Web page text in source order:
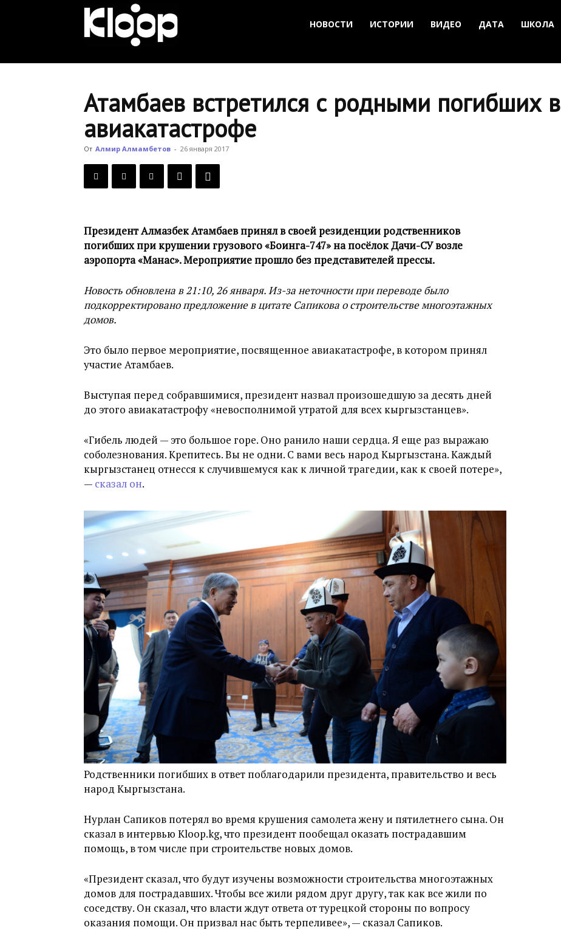
Новости
Кыргызстана
НОВОСТИ ИСТОРИИ ВИДЕО ДАТА ШКОЛА
Атамбаев встретился с родными погибших в
авиакатастрофе
От Алмир Алмамбетов - 26 января 2017
Президент Алмазбек Атамбаев принял в своей резиденции родственников
погибших при крушении грузового «Боинга-747» на посёлок Дачи-СУ возле
аэропорта «Манас». Мероприятие прошло без представителей прессы.
Новость обновлена в 21:10, 26 января. Из-за неточности при переводе было
подкорректировано предложение в цитате Сапикова о строительстве многоэтажных
домов.
Это было первое мероприятие, посвященное авиакатастрофе, в котором принял
участие Атамбаев.
Выступая перед собравшимися, президент назвал произошедшую за десять дней
до этого авиакатастрофу «невосполнимой утратой для всех кыргызстанцев».
«Гибель людей — это большое горе. Оно ранило наши сердца. Я еще раз выражаю
соболезнования. Крепитесь. Вы не одни. С вами весь народ Кыргызстана. Каждый
кыргызстанец отнесся к случившемуся как к личной трагедии, как к своей потере»,
— сказал он.
Родственники погибших в ответ поблагодарили президента, правительство и весь
народ Кыргызстана.
Нурлан Сапиков потерял во время крушения самолета жену и пятилетнего сына. Он
сказал в интервью Kloop.kg, что президент пообещал оказать пострадавшим
помощь, в том числе при строительстве новых домов.
«Президент сказал, что будут изучены возможности строительства многоэтажных
домов для пострадавших. Чтобы все жили рядом друг другу, так как все жили по
соседству. Он сказал, что власти ждут ответа от турецкой стороны по вопросу
оказания помощи. Он призвал нас быть терпеливее», — сказал Сапиков.